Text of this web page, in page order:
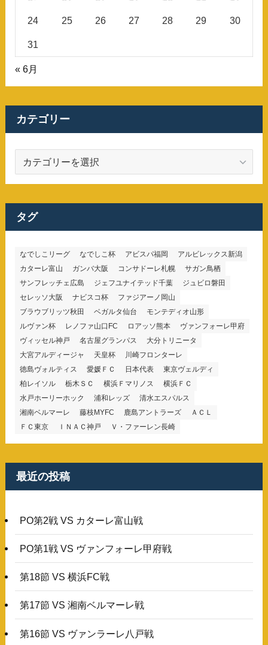
24 25 26 27 28 29 30
31
« 6月
カテゴリー
ゴ
リ
ー
タグ
なでしこリーグ なでしこ杯 アビスパ福岡
アルビレックス新潟
カターレ富山
ガンバ大阪 コンサドーレ札幌
サガン鳥栖
サンフレッチェ広島
ジェフユナイテッド千葉
ジュビロ磐田
セレッソ大阪
ナビスコ杯
ファジアーノ岡山
ブラウブリッツ秋田
ベガルタ仙台
モンテディオ山形
ルヴァン杯
レノファ山口FC ロアッソ熊本
ヴァンフォーレ甲府
ヴィッセル神戸
名古屋グランパス
大分トリニータ
大宮アルディージャ
天皇杯
川崎フロンターレ
徳島ヴォルティス
愛媛ＦＣ 日本代表
東京ヴェルディ
柏レイソル
栃木ＳＣ 横浜Ｆマリノス
横浜ＦＣ
水戸ホーリーホック
浦和レッズ
清水エスパルス
湘南ベルマーレ
藤枝MYFC 鹿島アントラーズ
ＡＣＬ
ＦＣ東京
ＩＮＡＣ神戸 Ｖ・ファーレン長崎
最近の投稿
PO第2戦 VS カターレ富山戦
PO第1戦 VS ヴァンフォーレ甲府戦
第18節 VS 横浜FC戦
第17節 VS 湘南ベルマーレ戦
第16節 VS ヴァンラーレ八戸戦